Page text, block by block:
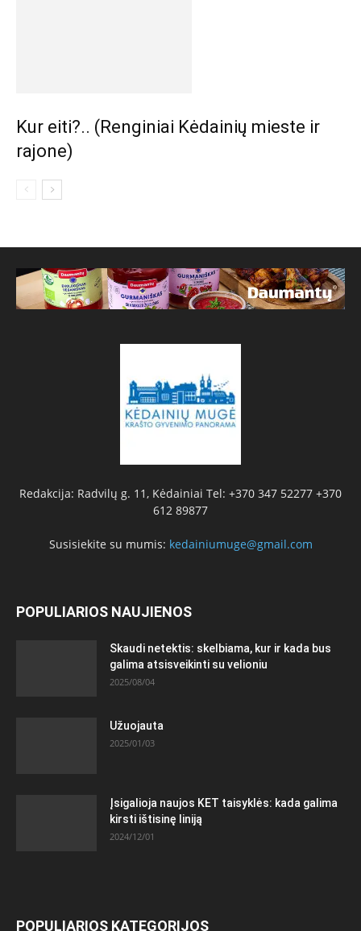
Kur eiti?.. (Renginiai Kėdainių mieste ir
rajone)
Redakcija: Radvilų g. 11, Kėdainiai Tel: +370 347 52277 +370
612 89877
Susisiekite su mumis: kedainiumuge@gmail.com
POPULIARIOS NAUJIENOS
Skaudi netektis: skelbiama, kur ir kada bus
galima atsisveikinti su velioniu
2025/08/04
Užuojauta
2025/01/03
Įsigalioja naujos KET taisyklės: kada galima
kirsti ištisinę liniją
2024/12/01
POPULIARIOS KATEGORIJOS